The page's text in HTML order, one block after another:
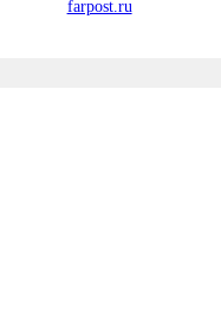
farpost.ru